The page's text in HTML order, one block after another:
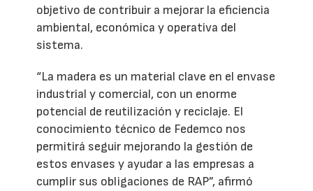
objetivo de contribuir a mejorar la eficiencia
ambiental, económica y operativa del
sistema.
“La madera es un material clave en el envase
industrial y comercial, con un enorme
potencial de reutilización y reciclaje. El
conocimiento técnico de Fedemco nos
permitirá seguir mejorando la gestión de
estos envases y ayudar a las empresas a
cumplir sus obligaciones de RAP”, afirmó